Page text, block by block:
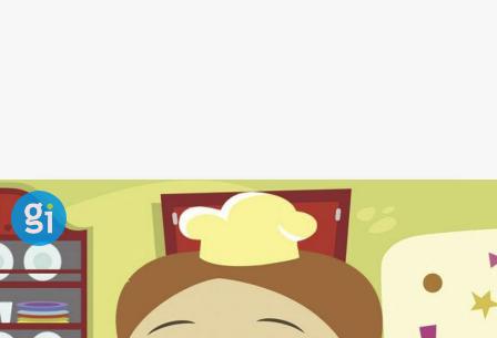
Canción Los deditos para jugar con
los bebés
Con esta canción podrásenseñarle al bebé
diferentes
dedos de la mano.
Solo tienes que agarrarle de la mano y cantar la
canción mientras vas señalando uno a uno los